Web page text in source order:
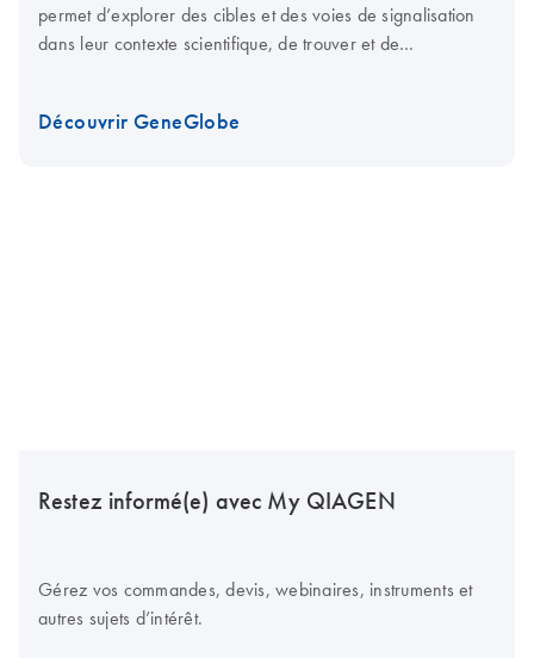
permet d’explorer des cibles et des voies de signalisation
dans leur contexte scientifique, de trouver et de
Découvrir GeneGlobe
Restez informé(e) avec My QIAGEN
Gérez vos commandes, devis, webinaires, instruments et
autres sujets d’intérêt.